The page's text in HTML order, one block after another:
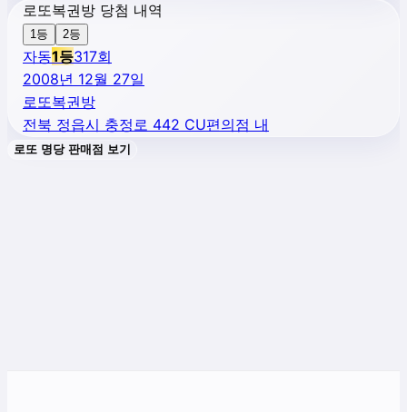
로또복권방 당첨 내역
1등 2등
자동1등317회
2008년 12월 27일
로또복권방
전북 정읍시 충정로 442 CU편의점 내
로또 명당 판매점 보기